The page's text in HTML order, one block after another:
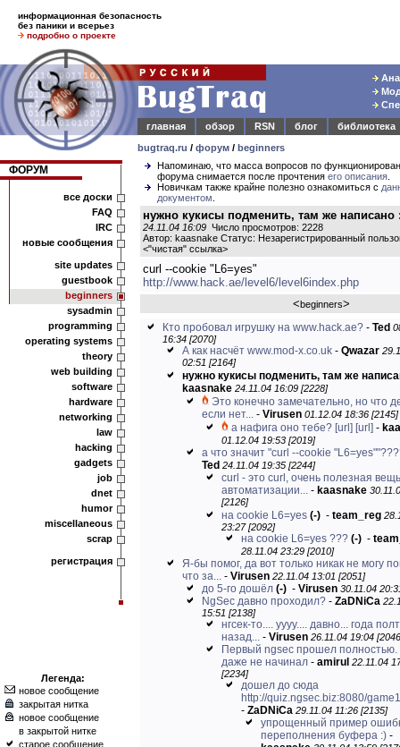
информационная безопасность
без паники и всерьез
подробно о проекте
главная
обзор RSN блог
библиотека
bugtraq.ru / форум / beginners
ФОРУМ
все доски
FAQ
IRC
новые сообщения
site updates
guestbook
beginners
sysadmin
programming
operating systems
theory
web building
software
hardware
networking
law
hacking
gadgets
job
dnet
humor
miscellaneous
scrap
регистрация
Легенда:
новое сообщение
закрытая нитка
новое сообщение
в закрытой нитке
старое сообщение
Напоминаю, что масса вопросов по
форума снимается после прочтения его описания
Новичкам также крайне полезно ознакомиться с
документом
нужно кукисы подменить, там же написано
24.11.04 16:09 Число просмотров: 2228
Автор: kaasnake Статус: Незарегистрированный
<"чистая" ссылка>
curl --cookie "L6=yes"
http://www.hack.ae/level6/level6index.php
<beginners>
Кто пробовал игрушку на www.hack.ae? - Ted
16:34 [2070]
А как насчёт www.mod-x.co.uk - Qwazar
02:51 [2164]
нужно кукисы подменить, там же
kaasnake 24.11.04 16:09 [2228]
Это конечно замечательно, но что
если нет... - Virusen 01.12.04 18:36 [2145]
а нафига оно тебе? [url] [url] -
01.12.04 19:53 [2019]
а что значит "curl --cookie
Ted 24.11.04 19:35 [2244]
curl - это curl, очень полезная
автоматизации... - kaasnake
[2126]
на cookie L6=yes (-) - team_reg
23:27 [2092]
на cookie L6=yes ??? (-) -
28.11.04 23:29 [2010]
Я-бы помог, да вот только никак не могу
что за... - Virusen 22.11.04 13:01 [2051]
до 5-го дошёл (-) - Virusen 30.11.04
NgSec давно проходил? - ZaDNiCa
15:51 [2138]
нгсек-то.... уууу.... давно... года
назад... - Virusen 26.11.04 19:04
Первый ngsec прошел полностью.
даже не начинал - amirul 22.11.04
[2234]
дошел до сюда
http://quiz.ngsec.biz:8080/
- ZaDNiCa 29.11.04 11:26 [2135]
упрощенный пример
переполнения буфера :) -